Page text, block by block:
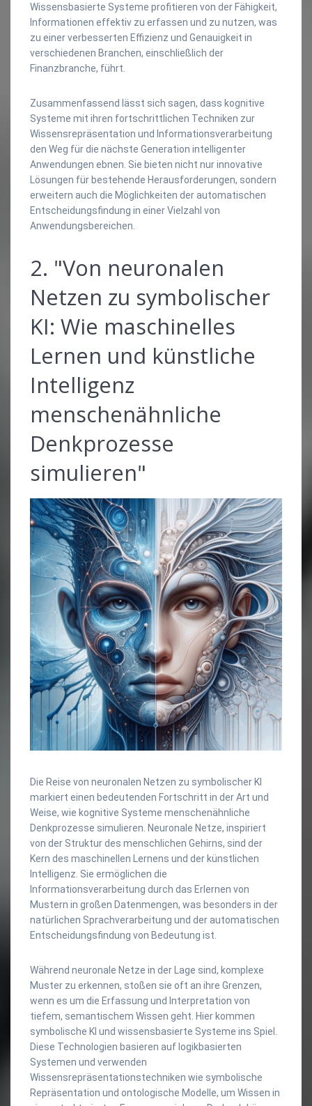
Wissensbasierte Systeme profitieren von der Fähigkeit,
Informationen effektiv zu erfassen und zu nutzen, was
zu einer verbesserten Effizienz und Genauigkeit in
verschiedenen Branchen, einschließlich der
Finanzbranche, führt.
Zusammenfassend lässt sich sagen, dass kognitive
Systeme mit ihren fortschrittlichen Techniken zur
Wissensrepräsentation und Informationsverarbeitung
den Weg für die nächste Generation intelligenter
Anwendungen ebnen. Sie bieten nicht nur innovative
Lösungen für bestehende Herausforderungen, sondern
erweitern auch die Möglichkeiten der automatischen
Entscheidungsfindung in einer Vielzahl von
Anwendungsbereichen.
2. "Von neuronalen
Netzen zu symbolischer
KI: Wie maschinelles
Lernen und künstliche
Intelligenz
menschenähnliche
Denkprozesse
simulieren"
Die Reise von neuronalen Netzen zu symbolischer KI
markiert einen bedeutenden Fortschritt in der Art und
Weise, wie kognitive Systeme menschenähnliche
Denkprozesse simulieren. Neuronale Netze, inspiriert
von der Struktur des menschlichen Gehirns, sind der
Kern des maschinellen Lernens und der künstlichen
Intelligenz. Sie ermöglichen die
Informationsverarbeitung durch das Erlernen von
Mustern in großen Datenmengen, was besonders in der
natürlichen Sprachverarbeitung und der automatischen
Entscheidungsfindung von Bedeutung ist.
Während neuronale Netze in der Lage sind, komplexe
Muster zu erkennen, stoßen sie oft an ihre Grenzen,
wenn es um die Erfassung und Interpretation von
tiefem, semantischem Wissen geht. Hier kommen
symbolische KI und wissensbasierte Systeme ins Spiel.
Diese Technologien basieren auf logikbasierten
Systemen und verwenden
Wissensrepräsentationstechniken wie symbolische
Repräsentation und ontologische Modelle, um Wissen in